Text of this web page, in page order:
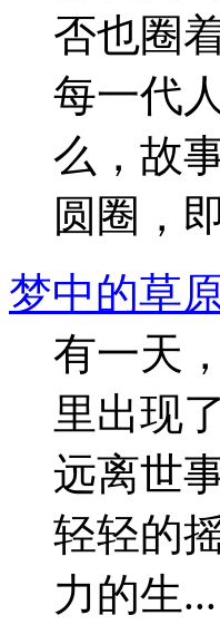
否也圈
每一代
么，故
圆圈，即
梦中的草
有一天
里出现
远离世
轻轻的
力的生...